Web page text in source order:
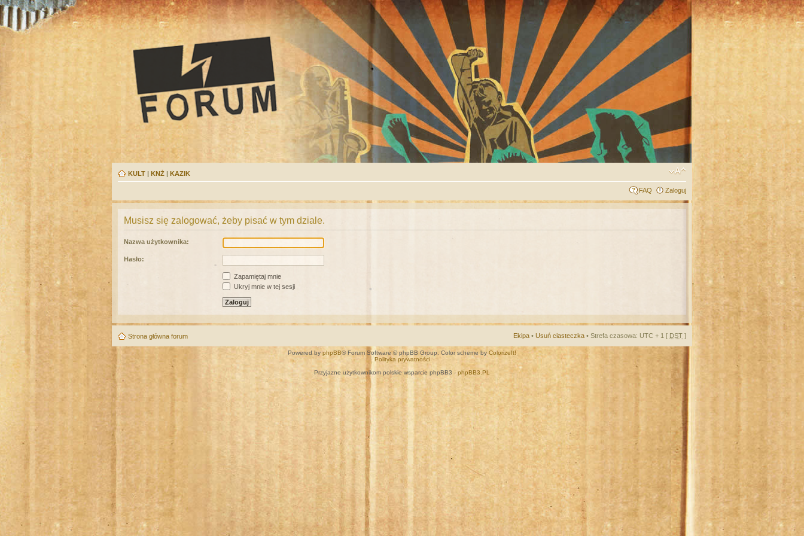
KULT | KNŻ | KAZIK
FAQ Zaloguj
Musisz się zalogować, żeby pisać w tym dziale.
Nazwa użytkownika:
Hasło:
Zapamiętaj mnie
Ukryj mnie w tej sesji
Strona główna forum Ekipa • Usuń ciasteczka • Strefa czasowa: UTC + 1 [ DST ]
Powered by phpBB® Forum Software © phpBB Group. Color scheme by ColorizeIt!
Polityka prywatności
Przyjazne użytkownikom polskie wsparcie phpBB3 - phpBB3.PL